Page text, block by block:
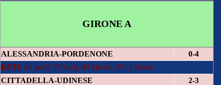
GIRONE A
ALESSANDRIA-PORDENONE
0-4
RETI: 43 Secli, 70 Secli, 84 Movio, 90+2 Banse
CITTADELLA-UDINESE
2-3